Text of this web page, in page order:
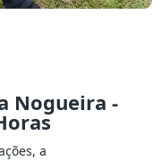
Nogueira -
a